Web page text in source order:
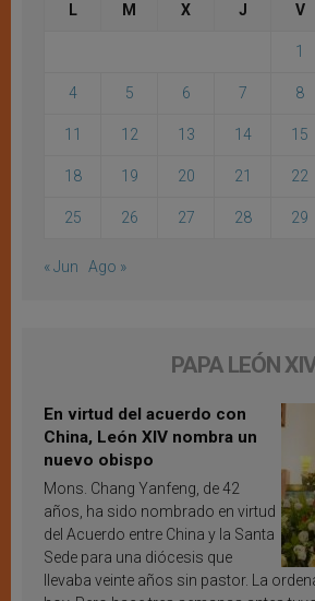
L M X J V
1
4 5 6 7 8
11 12 13 14 15
18 19 20 21 22
25 26 27 28 29
« Jun Ago »
PAPA LEÓN
En virtud del acuerdo con
China, León XIV nombra un
nuevo obispo
Mons. Chang Yanfeng, de 42
años, ha sido nombrado en virtud
del Acuerdo entre China y la Santa
Sede para una diócesis que
llevaba veinte años sin pastor. La